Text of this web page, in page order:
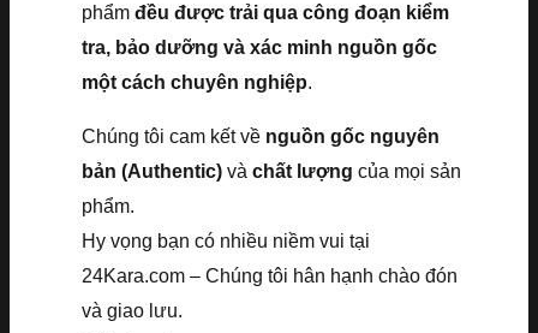
phẩm đều được trải qua công đoạn kiểm
tra, bảo dưỡng và xác minh nguồn gốc
một cách chuyên nghiệp.
Chúng tôi cam kết về nguồn gốc nguyên
bản (Authentic) và chất lượng của mọi sản
phẩm.
Hy vọng bạn có nhiều niềm vui tại
24Kara.com – Chúng tôi hân hạnh chào đón
và giao lưu.